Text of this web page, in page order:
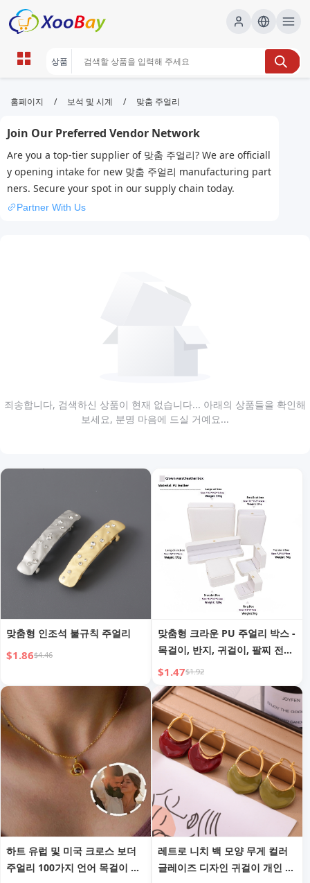
맞춤 주얼리 | XOOBAY B2B/B2C
맞춤 주얼리, 커스텀 주얼리, 반지 제작, 목걸이 제작, 개
인화 주얼리, wholesale 맞춤 주얼리, XOOBAY
개인 취향과 스타일에 맞춘 맞춤 주얼리 제작 서비스. 고품질 보석과 정
교한 디자인으로 차별화된 주얼리를 제공합니다. 주문 제작 가능.
홈페이지 / 보석 및 시계 / 맞춤 주얼리
Join Our Preferred Vendor Network
Are you a top-tier supplier of 맞춤 주얼리? We are officiall
y opening intake for new 맞춤 주얼리 manufacturing part
ners. Secure your spot in our supply chain today.
Partner With Us
죄송합니다, 검색하신 상품이 현재 없습니다... 아래의 상품들을 확인해
보세요, 분명 마음에 드실 거예요...
맞춤형 인조석 불규칙 주얼리
$1.86$4.46
맞춤형 크라운 PU 주얼리 박스 -
목걸이, 반지, 귀걸이, 팔찌 전시
및 포장 케이스
$1.47$1.92
하트 유럽 및 미국 크로스 보더
주얼리 100가지 언어 목걸이 여
레트로 니치 백 모양 무게 컬러
글레이즈 디자인 귀걸이 개인 맞